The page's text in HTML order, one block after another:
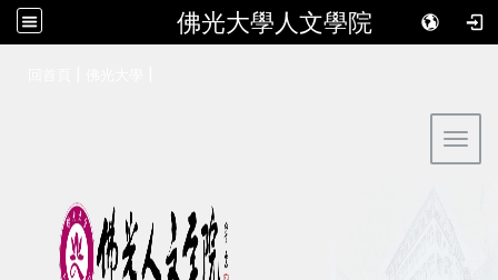
佛光大學人文學院